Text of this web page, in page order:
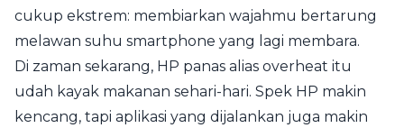
cukup ekstrem: membiarkan wajahmu bertarung
melawan suhu smartphone yang lagi membara.
Di zaman sekarang, HP panas alias overheat itu
udah kayak makanan sehari-hari. Spek HP makin
kencang, tapi aplikasi yang dijalankan juga makin